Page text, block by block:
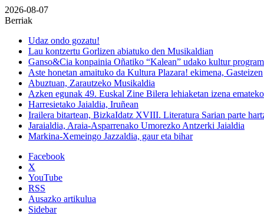
2026-08-07
Berriak
Udaz ondo gozatu!
Lau kontzertu Gorlizen abiatuko den Musikaldian
Ganso&Cia konpainia Oñatiko “Kalean” udako kultur
Aste honetan amaituko da Kultura Plazara! ekimena, Gasteizen
Abuztuan, Zarautzeko Musikaldia
Azken egunak 49. Euskal Zine Bilera lehiaketan izena emateko
Harresietako Jaialdia, Iruñean
Irailera bitartean, BizkaIdatz XVIII. Literatura Sarian parte
Jaraialdia, Araia-Asparrenako Umorezko Antzerki Jaialdia
Markina-Xemeingo Jazzaldia, gaur eta bihar
Facebook
X
YouTube
RSS
Ausazko artikulua
Sidebar